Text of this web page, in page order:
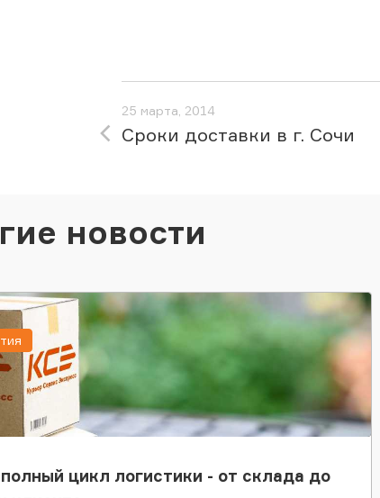
25 марта, 2014
Сроки доставки в г. Сочи
новости
цикл логистики - от склада до